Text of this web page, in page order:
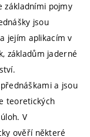
základními pojmy
jsou
jejím aplikacím v
základům jaderné
a jsou
teoretických
V
ověří některé